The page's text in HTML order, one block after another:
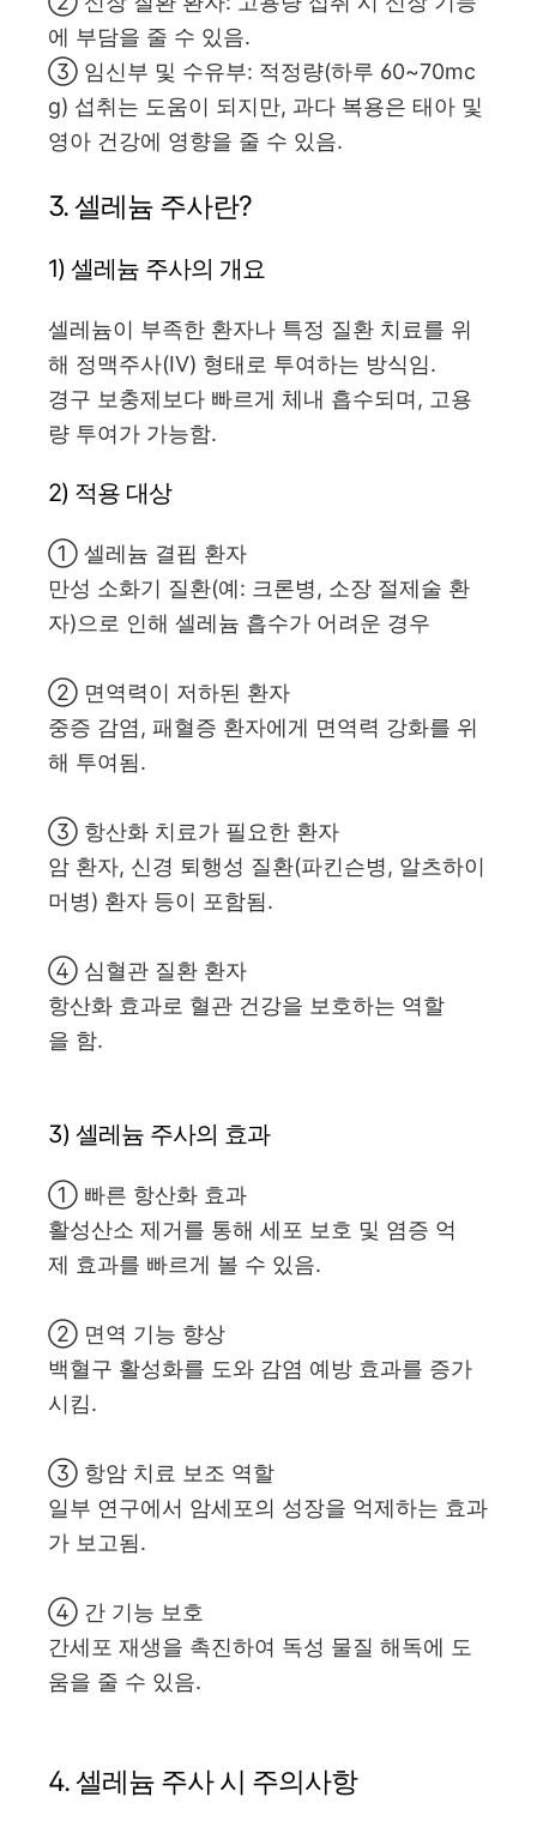
에 부담을 줄 수 있음.
③ 임신부 및 수유부: 적정량(하루 60~70mc
g) 섭취는 도움이 되지만, 과다 복용은 태아 및
영아 건강에 영향을 줄 수 있음.
3. 셀레늄 주사란?
1) 셀레늄 주사의 개요
셀레늄이 부족한 환자나 특정 질환 치료를 위
해 정맥주사(IV) 형태로 투여하는 방식임.
경구 보충제보다 빠르게 체내 흡수되며, 고용
량 투여가 가능함.
2) 적용 대상
① 셀레늄 결핍 환자
만성 소화기 질환(예: 크론병, 소장 절제술 환
자)으로 인해 셀레늄 흡수가 어려운 경우
② 면역력이 저하된 환자
중증 감염, 패혈증 환자에게 면역력 강화를 위
해 투여됨.
③ 항산화 치료가 필요한 환자
암 환자, 신경 퇴행성 질환(파킨슨병, 알츠하이
머병) 환자 등이 포함됨.
④ 심혈관 질환 환자
항산화 효과로 혈관 건강을 보호하는 역할
을 함.
3) 셀레늄 주사의 효과
① 빠른 항산화 효과
활성산소 제거를 통해 세포 보호 및 염증 억
제 효과를 빠르게 볼 수 있음.
② 면역 기능 향상
백혈구 활성화를 도와 감염 예방 효과를 증가
시킴.
③ 항암 치료 보조 역할
일부 연구에서 암세포의 성장을 억제하는 효과
가 보고됨.
④ 간 기능 보호
간세포 재생을 촉진하여 독성 물질 해독에 도
움을 줄 수 있음.
4. 셀레늄 주사 시 주의사항